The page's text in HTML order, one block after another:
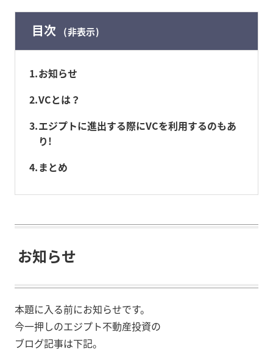
目次 非表示
1 お知らせ
2 VCとは？
3 エジプトに進出する際にVCを利用するのもあ
り!
4 まとめ
お知らせ
本題に入る前にお知らせです。
今一押しのエジプト不動産投資の
ブログ記事は下記。